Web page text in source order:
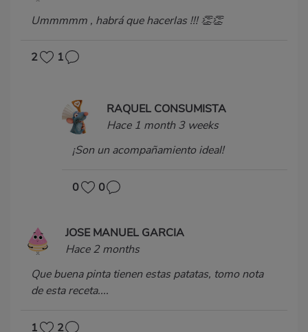
Ummmmm , habrá que hacerlas !!! 👏👏
2 1
RAQUEL CONSUMISTA
Hace 1 month 3 weeks
¡Son un acompañamiento ideal!
0 0
JOSE MANUEL GARCIA
Hace 2 months
Que buena pinta tienen estas patatas, tomo nota
de esta receta....
1 2